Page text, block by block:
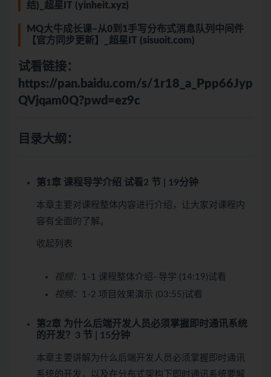
结)_超星IT (yinheit.xyz)
MQ大牛成长课–从0到1手写分布式消息队列中间件
【官方同步更新】_超星IT (sisuoit.com)
试看链接：
https://pan.baidu.com/s/1r18_a_Ppp66Jyp
QVjqam0Q?pwd=ez9c
目录大纲：
第1章 课程导学介绍 试看2 节 | 19分钟
本章主要对课程整体内容进行介绍，让大家对课程内
容有全面的了解。
收起列表
视频： 1-1 课程整体介绍–导学 (14:19)试看
视频：
1-2 项目效果演示 (03:55)试看
第2章 为什么后端开发人员必须掌握即时通讯系统
的开发？ 3 节 | 15分钟
本章主要讲解为什么后端开发人员必须掌握即时通讯
系统的开发，以及在分布式架构下即时通讯系统要解